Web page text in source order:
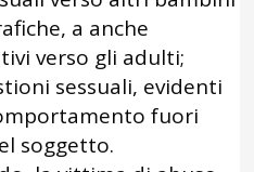
a anche
verso gli adulti;
sessuali, evidenti
fuori
soggetto.